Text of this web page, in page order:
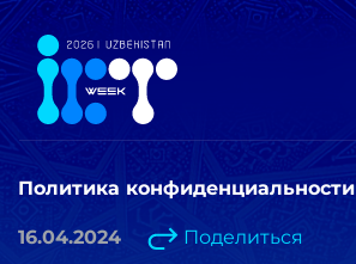
Политика конфиденциальности
16.04.2024 Поделиться